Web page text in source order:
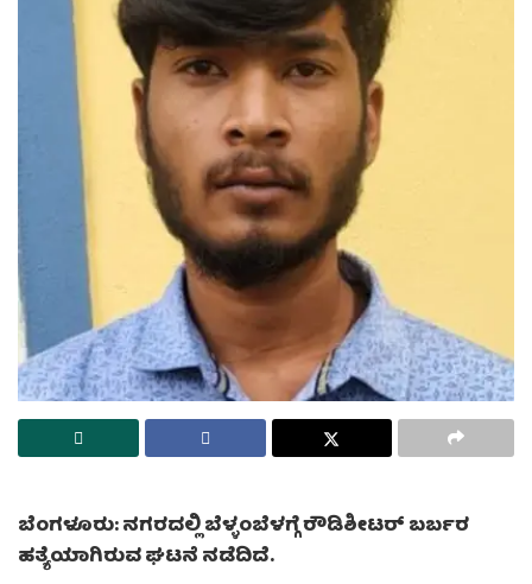
ಬೆಂಗಳೂರು: ನಗರದಲ್ಲಿ ಬೆಳ್ಳಂಬೆಳಗ್ಗೆ ರೌಡಿಶೀಟರ್ ಬರ್ಬರ
ಹತ್ಯೆಯಾಗಿರುವ ಘಟನೆ ನಡೆದಿದೆ.